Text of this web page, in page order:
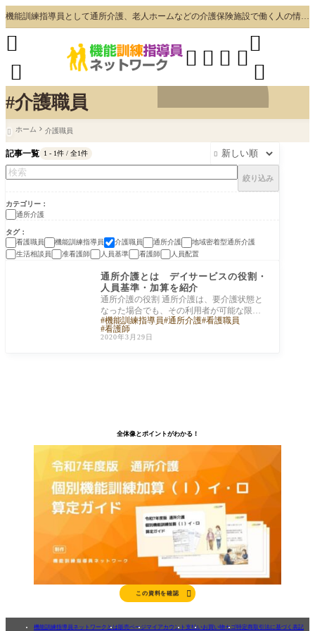
#介護職員
機能訓練指導員として通所介護、老人ホームなどの介護保険施設で働く人の情報・コミュニケーションスペース
   




 ホーム 介護職員
記事一覧 1 - 1件 / 全1件 
絞り込み
カテゴリー
通所介護
タグ
看護職員
機能訓練指導員 介護職員 通所介護
地域密着型通所介護
生活相談員
准看護師 人員基準 看護師 人員配置
通所介護
通所介護とは デイサービスの役割・
人員基準・加算を紹介
通所介護の役割 通所介護は、要介護状態と
なった場合でも、その利用者が可能な限り
自分の住まいで、その方の能力に応じた自
立し
機能訓練指導員 通所介護 看護職員
看護師
2020年3月29日
全体像とポイントがわかる！
この資料を確認 
機能訓練指導員ネットワークとは 販売ページマイアカウント 支払いお買い物カゴ特定商取引法に基づく表記